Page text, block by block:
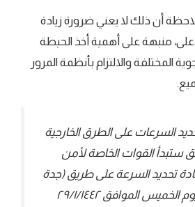
أن ذلك لا يعني ضرورة زيادة
منبهة على أهمية أخذ الحيطة
المختلفة والالتزام بأنظمة المرور
السرعات على الطرق الخارجية
ستبدأ القوات الخاصة لأمن
تحديد السرعة على طريق (جدة
– ينبع ) اعتبارا من يوم الخميس الموافق ٢٩/١/١٤٤٢